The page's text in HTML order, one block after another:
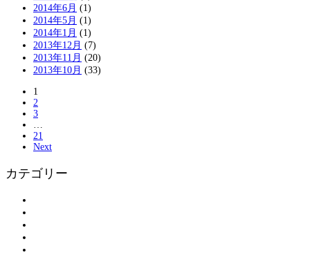
2014年6月 (1)
2014年5月 (1)
2014年1月 (1)
2013年12月 (7)
2013年11月 (20)
2013年10月 (33)
1
2
3
…
21
Next
カテゴリー